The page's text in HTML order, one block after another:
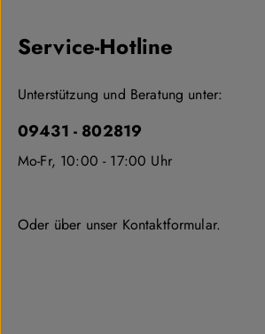
Service-Hotline
Unterstützung und Beratung unter:
09431 - 802819
Mo-Fr, 10:00 - 17:00 Uhr
Oder über unser Kontaktformular.